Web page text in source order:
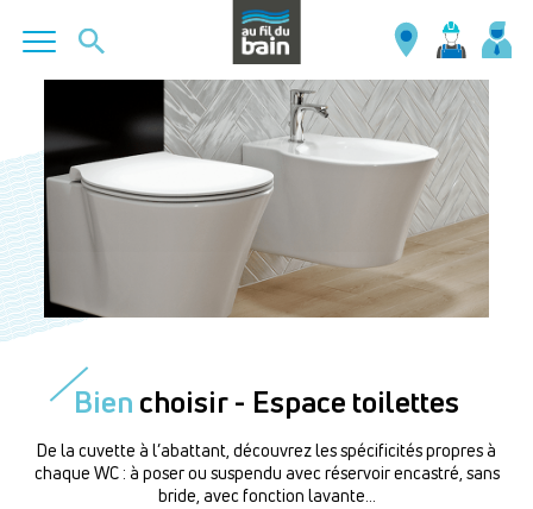
contenu
principal
Bien choisir - Espace toilettes
De la cuvette à l’abattant, découvrez les spécificités propres à
chaque WC : à poser ou suspendu avec réservoir encastré, sans
bride, avec fonction lavante…